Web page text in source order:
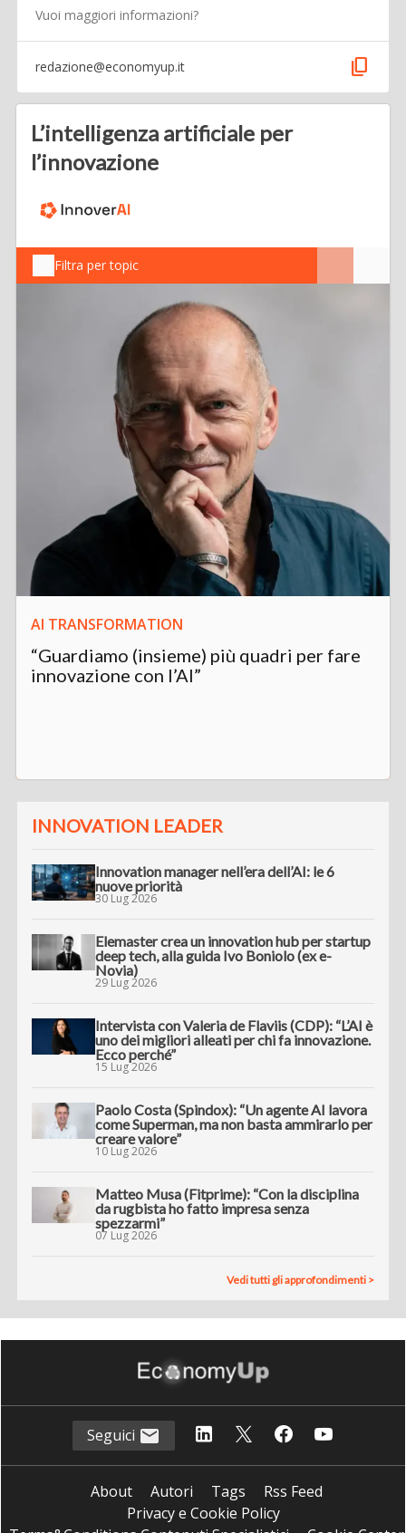
Vuoi maggiori informazioni?
redazione@economyup.it content_copy
L’intelligenza artificiale per
l’innovazione
Filtra per topic
AI TRANSFORMATION
“Guardiamo (insieme) più quadri per fare
innovazione con l’AI”
INNOVATION LEADER
Innovation manager nell’era dell’AI: le 6
nuove priorità
30 Lug 2026
Elemaster crea un innovation hub per startup
deep tech, alla guida Ivo Boniolo (ex e-
Novia)
29 Lug 2026
Intervista con Valeria de Flaviis (CDP): “L’AI è
uno dei migliori alleati per chi fa innovazione.
Ecco perché”
15 Lug 2026
Paolo Costa (Spindox): “Un agente AI lavora
come Superman, ma non basta ammirarlo per
creare valore”
10 Lug 2026
Matteo Musa (Fitprime): “Con la disciplina
da rugbista ho fatto impresa senza
spezzarmi”
07 Lug 2026
Vedi tutti gli approfondimenti >
Seguici
About Autori Tags
Rss Feed
Privacy e Cookie Policy